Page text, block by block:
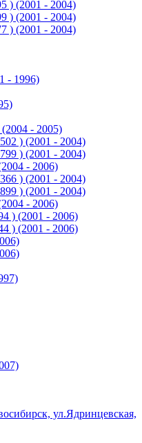
) (2001 - 2004)
) (2001 - 2004)
) (2001 - 2004)
- 1996)
- 2005)
) (2001 - 2004)
) (2001 - 2004)
- 2006)
) (2001 - 2004)
) (2001 - 2004)
- 2006)
) (2001 - 2006)
) (2001 - 2006)
ул.Ядринцевская,